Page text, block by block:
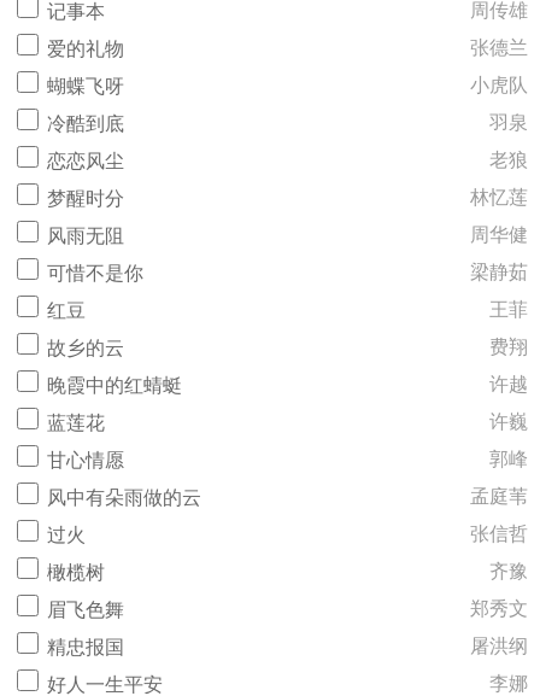
记事本
周传雄
爱的礼物
张德兰
蝴蝶飞呀
小虎队
冷酷到底
羽泉
恋恋风尘
老狼
梦醒时分
林忆莲
风雨无阻
周华健
可惜不是你
梁静茹
红豆
王菲
故乡的云
费翔
晚霞中的红蜻蜓
许越
蓝莲花
许巍
甘心情愿
郭峰
风中有朵雨做的云
孟庭苇
过火
张信哲
橄榄树
齐豫
眉飞色舞
郑秀文
精忠报国
屠洪纲
好人一生平安
李娜